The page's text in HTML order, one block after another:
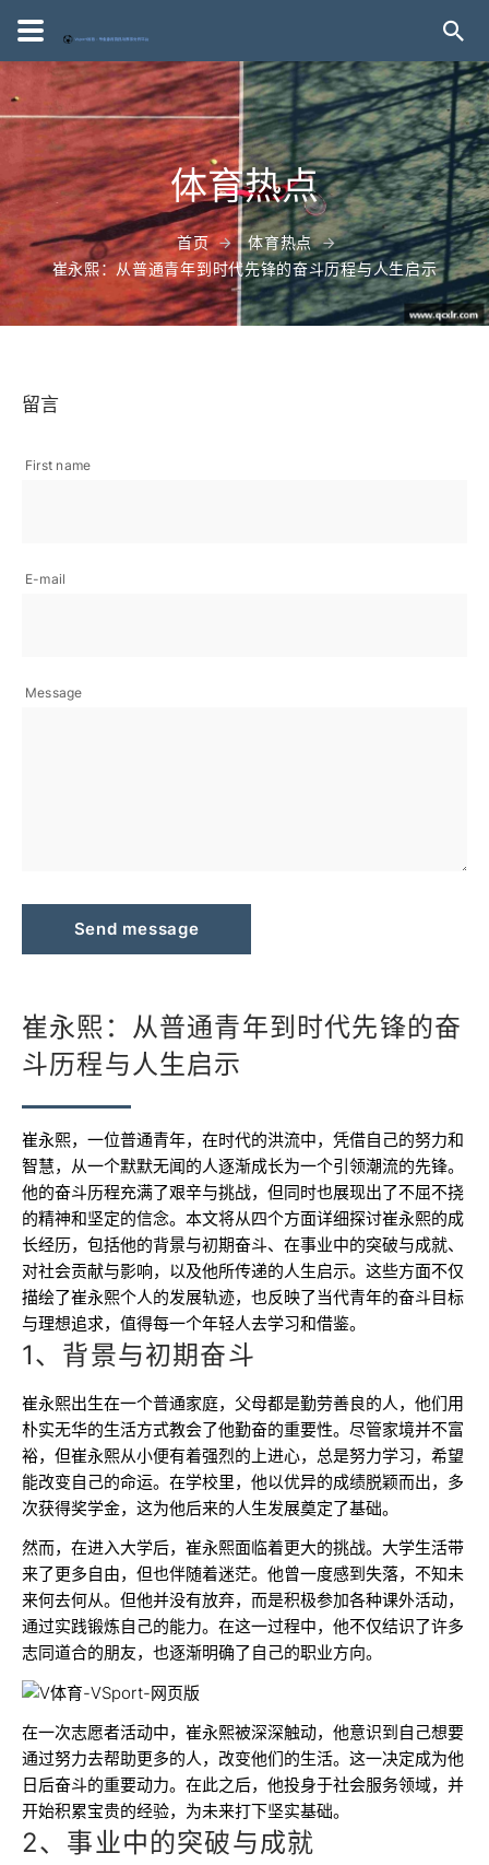
体育热点
首页
体育热点
崔永熙：从普通青年到时代先锋的奋斗历程与人生启示
留言
First name
E-mail
Message
Send message
崔永熙：从普通青年到时代先锋的奋
斗历程与人生启示
崔永熙，一位普通青年，在时代的洪流中，凭借自己的努力和
智慧，从一个默默无闻的人逐渐成长为一个引领潮流的先锋。
他的奋斗历程充满了艰辛与挑战，但同时也展现出了不屈不挠
的精神和坚定的信念。本文将从四个方面详细探讨崔永熙的成
长经历，包括他的背景与初期奋斗、在事业中的突破与成就、
对社会贡献与影响，以及他所传递的人生启示。这些方面不仅
描绘了崔永熙个人的发展轨迹，也反映了当代青年的奋斗目标
与理想追求，值得每一个年轻人去学习和借鉴。
1、背景与初期奋斗
崔永熙出生在一个普通家庭，父母都是勤劳善良的人，他们用
朴实无华的生活方式教会了他勤奋的重要性。尽管家境并不富
裕，但崔永熙从小便有着强烈的上进心，总是努力学习，希望
能改变自己的命运。在学校里，他以优异的成绩脱颖而出，多
次获得奖学金，这为他后来的人生发展奠定了基础。
然而，在进入大学后，崔永熙面临着更大的挑战。大学生活带
来了更多自由，但也伴随着迷茫。他曾一度感到失落，不知未
来何去何从。但他并没有放弃，而是积极参加各种课外活动，
通过实践锻炼自己的能力。在这一过程中，他不仅结识了许多
志同道合的朋友，也逐渐明确了自己的职业方向。
在一次志愿者活动中，崔永熙被深深触动，他意识到自己想要
通过努力去帮助更多的人，改变他们的生活。这一决定成为他
日后奋斗的重要动力。在此之后，他投身于社会服务领域，并
开始积累宝贵的经验，为未来打下坚实基础。
2、事业中的突破与成就